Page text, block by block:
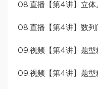
08.直播【第4讲】立
08.直播【第4讲】数
09.视频【第4讲】题
09.视频【第4讲】题